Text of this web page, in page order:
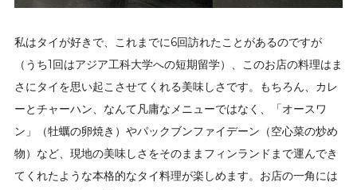
私はタイが好きで、これまでに6回訪れたことがあるのですが
（うち1回はアジア工科大学への短期留学）、このお店の料理はま
さにタイを思い起こさせてくれる美味しさです。もちろん、カレ
ーとチャーハン、なんて凡庸なメニューではなく、「オースワ
ン」（牡蠣の卵焼き）やパックブンファイデーン（空心菜の炒め
物）など、現地の美味しさをそのままフィンランドまで運んでき
てくれたような本格的なタイ料理が楽しめます。お店の一角には